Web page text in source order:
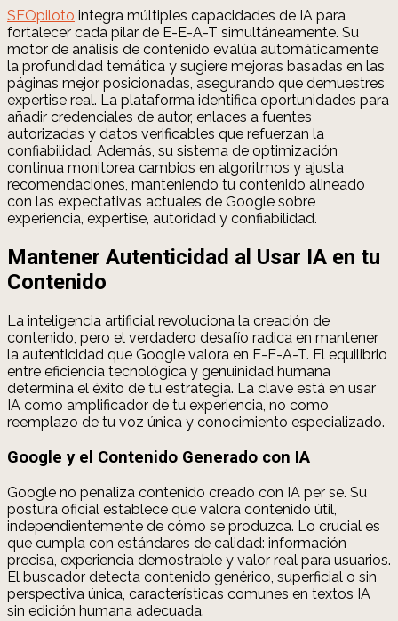
SEOpiloto integra múltiples capacidades de IA para
fortalecer cada pilar de E-E-A-T simultáneamente. Su
motor de análisis de contenido evalúa automáticamente
la profundidad temática y sugiere mejoras basadas en las
páginas mejor posicionadas, asegurando que demuestres
expertise real. La plataforma identifica oportunidades para
añadir credenciales de autor, enlaces a fuentes
autorizadas y datos verificables que refuerzan la
confiabilidad. Además, su sistema de optimización
continua monitorea cambios en algoritmos y ajusta
recomendaciones, manteniendo tu contenido alineado
con las expectativas actuales de Google sobre
experiencia, expertise, autoridad y confiabilidad.
Mantener Autenticidad al Usar IA en tu
Contenido
La inteligencia artificial revoluciona la creación de
contenido, pero el verdadero desafío radica en mantener
la autenticidad que Google valora en E-E-A-T. El equilibrio
entre eficiencia tecnológica y genuinidad humana
determina el éxito de tu estrategia. La clave está en usar
IA como amplificador de tu experiencia, no como
reemplazo de tu voz única y conocimiento especializado.
Google y el Contenido Generado con IA
Google no penaliza contenido creado con IA per se. Su
postura oficial establece que valora contenido útil,
independientemente de cómo se produzca. Lo crucial es
que cumpla con estándares de calidad: información
precisa, experiencia demostrable y valor real para usuarios.
El buscador detecta contenido genérico, superficial o sin
perspectiva única, características comunes en textos IA
sin edición humana adecuada.